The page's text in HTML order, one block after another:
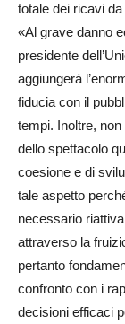
totale dei ricavi
«Al grave danno
presidente
aggiungerà
fiducia con il
tempi. Inoltre,
dello spettacolo
coesione e di
tale aspetto
necessario
attraverso la
pertanto
confronto con i
decisioni efficaci